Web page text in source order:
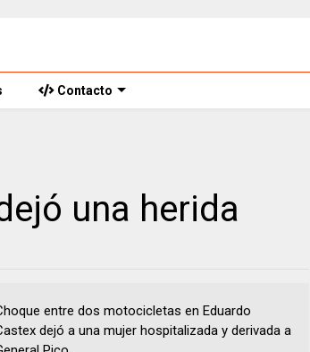
Contacto
una herida
entre dos motocicletas en Eduardo
dejó a una mujer hospitalizada y derivada a